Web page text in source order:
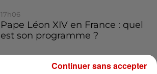
17h06
Pape Léon XIV en France : quel
est son programme ?
Continuer sans accepter